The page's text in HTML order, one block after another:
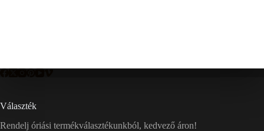
Választék
Rendelj óriási termékválasztékunkból, kedvező áron!